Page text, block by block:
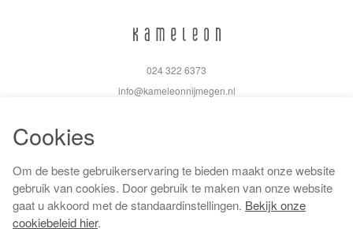
024 322 6373
info@kameleonnijmegen.nl
Algemene voorwaarden
Privacy policy
Cookiebeleid
Cookies
Om de beste gebruikerservaring te bieden maakt onze website
gebruik van cookies. Door gebruik te maken van onze website
gaat u akkoord met de standaardinstellingen. Bekijk onze
cookiebeleid hier.